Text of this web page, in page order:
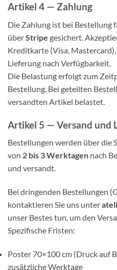
Artikel 4 — Zahlung
Die Zahlung ist bei Bestellung
überStripe gesichert.
Kreditkarte (Visa,
Lieferung nach Verfügbarkeit.
Die Belastung erfolgt zum
Bestellung. Bei geteilten
versandten Artikel belastet.
Artikel 5 — Versand und
Bestellungen werden über die
von 2 bis 3 Werktagen nach
und versandt.
Bei dringenden Bestellungen
kontaktieren Sie uns unter
unser Bestes tun, um den
Spezifische Fristen:
Poster 70×100 cm (Druck auf
zusätzliche Werktage